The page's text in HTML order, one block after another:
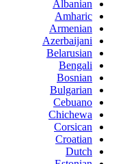
Albanian
Amharic
Armenian
Azerbaijani
Belarusian
Bengali
Bosnian
Bulgarian
Cebuano
Chichewa
Corsican
Croatian
Dutch